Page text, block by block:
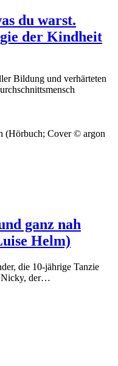
du warst.
der Kindheit
Bildung und verhärteten
ganz nah
Helm)
die 10-jährige Tanzie
Nicky, der…